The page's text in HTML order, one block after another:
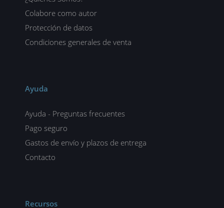
Colabore como autor
Protección de datos
Condiciones generales de venta
Ayuda
Ayuda - Preguntas frecuentes
Pago seguro
Gastos de envío y plazos de entrega
Contacto
Recursos